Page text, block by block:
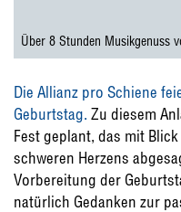
Über 8 Stunden Musikgenuss
Die Allianz pro Schiene
Geburtstag. Zu diesem
Fest geplant, das mit
schweren Herzens
Vorbereitung der
natürlich Gedanken zur